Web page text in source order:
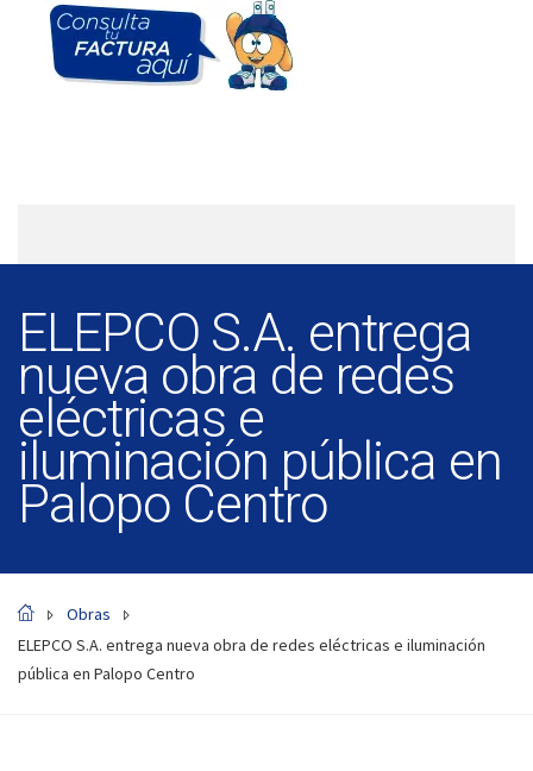
ELEPCO S.A. entrega
nueva obra de redes
eléctricas e
iluminación pública en
Palopo Centro
Obras
ELEPCO S.A. entrega nueva obra de redes eléctricas e iluminación
pública en Palopo Centro